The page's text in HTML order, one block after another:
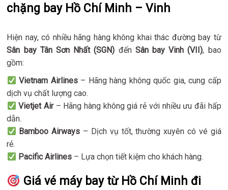
chặng bay Hồ Chí Minh – Vinh
Hiện nay, có nhiều hãng hàng không khai thác đường bay từ
Sân bay Tân Sơn Nhất (SGN) đến Sân bay Vinh (VII), bao
gồm:
Vietnam Airlines– Hãng hàng không quốc gia, cung cấp
dịch vụ chất lượng cao.
Vietjet Air– Hãng hàng không giá rẻ với nhiều ưu đãi hấp
dẫn.
Bamboo Airways – Dịch vụ tốt, thường xuyên có vé giá
rẻ.
Pacific Airlines– Lựa chọn tiết kiệm cho khách hàng.
Giá vé máy bay từ Hồ Chí Minh đi